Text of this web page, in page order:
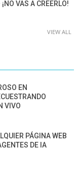
VAS A CREERLO!
VIEW ALL
EN
VIVO
PÁGINA WEB
DE IA